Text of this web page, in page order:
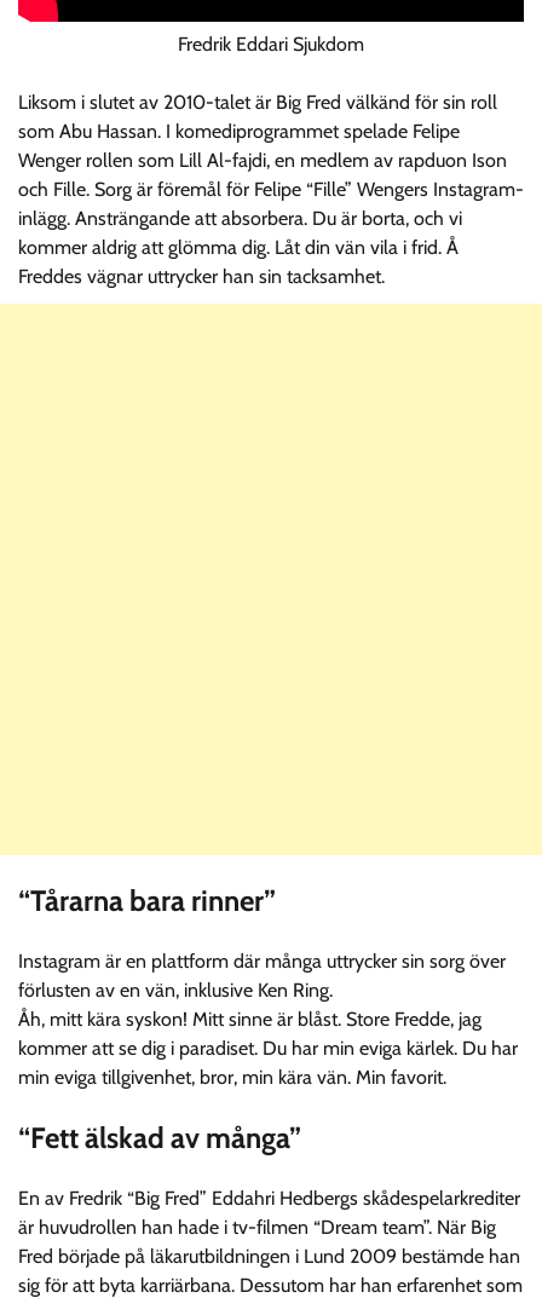
Fredrik Eddari Sjukdom
Liksom i slutet av 2010-talet är Big Fred välkänd för sin roll
som Abu Hassan. I komediprogrammet spelade Felipe
Wenger rollen som Lill Al-fajdi, en medlem av rapduon Ison
och Fille. Sorg är föremål för Felipe “Fille” Wengers Instagram-
inlägg. Ansträngande att absorbera. Du är borta, och vi
kommer aldrig att glömma dig. Låt din vän vila i frid. Å
Freddes vägnar uttrycker han sin tacksamhet.
“Tårarna bara rinner”
Instagram är en plattform där många uttrycker sin sorg över
förlusten av en vän, inklusive Ken Ring.
Åh, mitt kära syskon! Mitt sinne är blåst. Store Fredde, jag
kommer att se dig i paradiset. Du har min eviga kärlek. Du har
min eviga tillgivenhet, bror, min kära vän. Min favorit.
“Fett älskad av många”
En av Fredrik “Big Fred” Eddahri Hedbergs skådespelarkrediter
är huvudrollen han hade i tv-filmen “Dream team”. När Big
Fred började på läkarutbildningen i Lund 2009 bestämde han
sig för att byta karriärbana. Dessutom har han erfarenhet som